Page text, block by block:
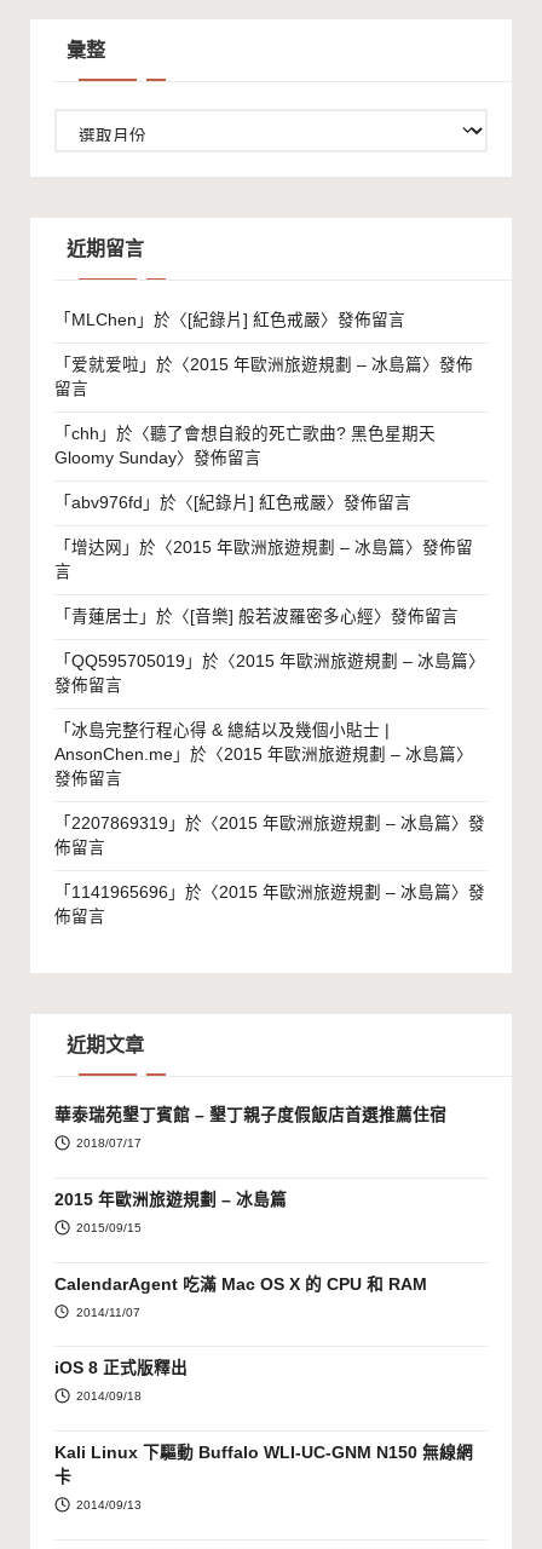
彙整
近期留言
「 MLChen 」於〈[紀錄片] 紅色戒嚴〉發佈留言
「 爱就爱啦 」於〈2015 年歐洲旅遊規劃 – 冰島篇〉發佈
留言
「 chh 」於〈聽了會想自殺的死亡歌曲? 黑色星期天
Gloomy Sunday〉發佈留言
「 abv976fd 」於〈[紀錄片] 紅色戒嚴〉發佈留言
「 增达网 」於〈2015 年歐洲旅遊規劃 – 冰島篇〉發佈留
言
「 青蓮居士 」於〈[音樂] 般若波羅密多心經〉發佈留言
「 QQ595705019 」於〈2015 年歐洲旅遊規劃 – 冰島篇〉
發佈留言
「 冰島完整行程心得 & 總結以及幾個小貼士 |
AnsonChen.me 」於〈2015 年歐洲旅遊規劃 – 冰島篇〉
發佈留言
「 2207869319 」於〈2015 年歐洲旅遊規劃 – 冰島篇〉發
佈留言
「 1141965696 」於〈2015 年歐洲旅遊規劃 – 冰島篇〉發
佈留言
近期文章
華泰瑞苑墾丁賓館 – 墾丁親子度假飯店首選推薦住宿
2018/07/17
2015 年歐洲旅遊規劃 – 冰島篇
2015/09/15
CalendarAgent 吃滿 Mac OS X 的 CPU 和 RAM
2014/11/07
iOS 8 正式版釋出
2014/09/18
Kali Linux 下驅動 Buffalo WLI-UC-GNM N150 無線網
卡
2014/09/13